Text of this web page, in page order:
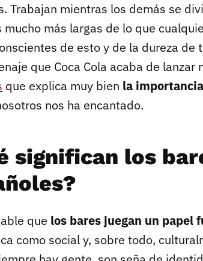
Trabajan mientras los demás se
mucho más largas de lo que
de esto y de la dureza de
que Coca Cola acaba de lanzar
que explica muy bien la
nos ha encantado.
significan los
que los bares juegan un papel
como social y, sobre todo,